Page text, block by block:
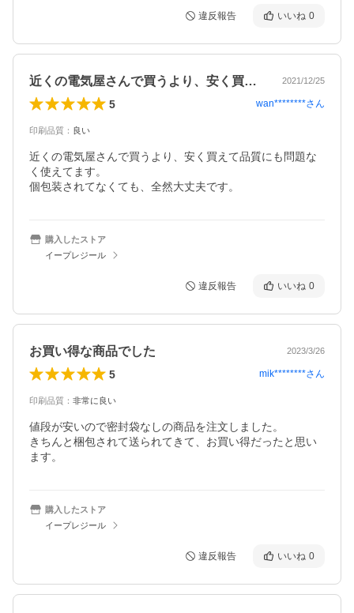
違反報告 いいね 0
近くの電気屋さんで買うより、安く買えて… 2021/12/25
5 wan********さん
印刷品質 ： 良い
近くの電気屋さんで買うより、安く買えて品質にも問題な
く使えてます。
個包装されてなくても、全然大丈夫です。
購入したストア
イープレジール
違反報告 いいね 0
お買い得な商品でした 2023/3/26
5 mik********さん
印刷品質 ： 非常に良い
値段が安いので密封袋なしの商品を注文しました。
きちんと梱包されて送られてきて、お買い得だったと思い
ます。
購入したストア
イープレジール
違反報告 いいね 0